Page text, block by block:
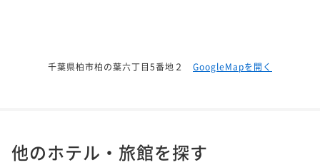
千葉県柏市柏の葉六丁目5番地２ GoogleMapを開く
他のホテル・旅館を探す